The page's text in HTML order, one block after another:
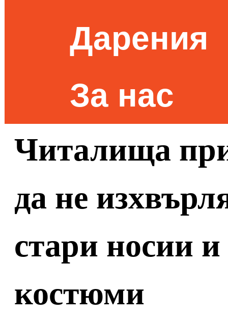
Дарения
За нас
Читалища
да не
стари носии
костюми